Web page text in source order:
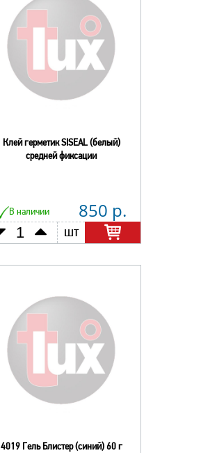
Клей герметик SISEAL (белый)
средней фиксации
В наличии 850 р.
шт
4019 Гель Блистер (синий) 60 г